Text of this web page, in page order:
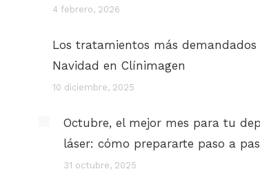
4 febrero, 2026
Los tratamientos más demandados
Navidad en Clínimagen
10 diciembre, 2025
Octubre, el mejor mes para tu
láser: cómo prepararte paso a
31 octubre, 2025